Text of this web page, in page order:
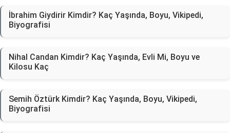
İbrahim Giydirir Kimdir? Kaç Yaşında, Boyu, Vikipedi,
Biyografisi
Nihal Candan Kimdir? Kaç Yaşında, Evli Mi, Boyu ve
Kilosu Kaç
Semih Öztürk Kimdir? Kaç Yaşında, Boyu, Vikipedi,
Biyografisi